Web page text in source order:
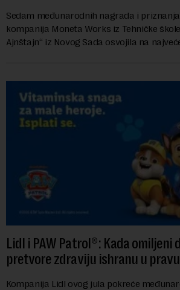
Sedam međunarodnih nagrada i
kompanija Moneta Works iz Tehničke
Ajnštajn“ iz Novog Sada osvojila na
Lidl i PAW Patrol®: Kada omiljeni
pretvore zdraviju ishranu u
Kompanija Lidl ovog jula pokreće